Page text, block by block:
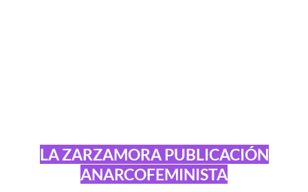
LA ZARZAMORA PUBLICACIÓN
ANARCOFEMINISTA